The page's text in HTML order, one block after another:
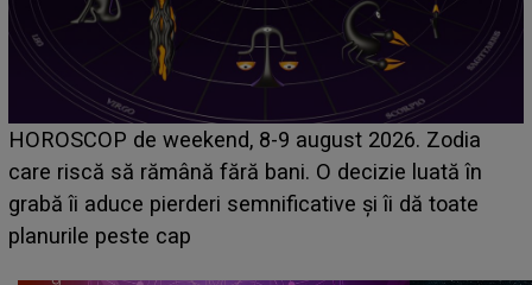
Emanuel a ținut ACEST DETALIU ASCUNS până
acum! În fața Alexandrei, concurentul din Casa
face o MĂRTURISIRE NEAȘTEPTATĂ despre
sa: "I-am spus și ei în față, eu nu te iubesc pentru